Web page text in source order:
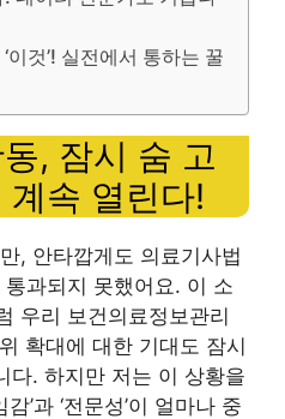
이것’! 실전에서 통하는 꿀
동, 잠시 숨 고
속 열린다!
, 안타깝게도 의료기사법
과되지 못했어요. 이 소
우리 보건의료정보관리
확대에 대한 기대도 잠시
다. 하지만 저는 이 상황을
’과 ‘전문성’이 얼마나 중